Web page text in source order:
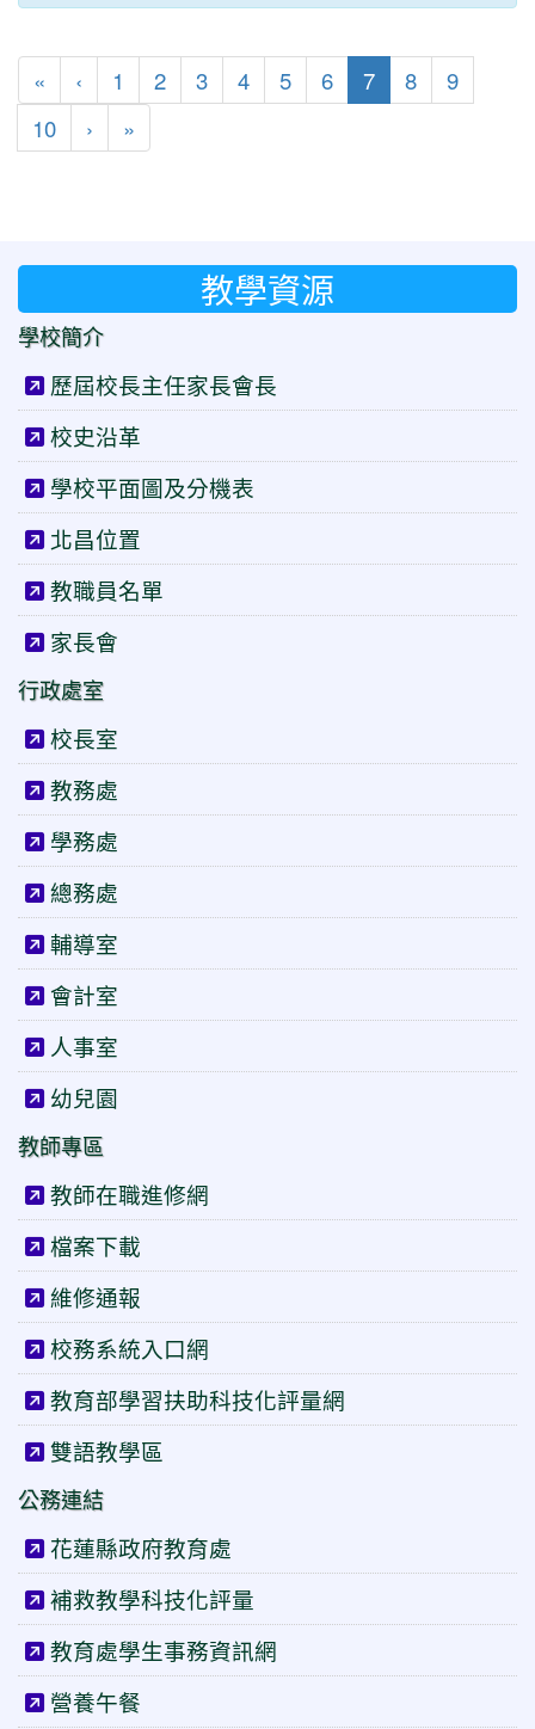
« 第一頁
‹ 上一頁
1 2 3 4 5 6 7(目前頁次)
8
9
10
› 下一頁
»
教學資源
學校簡介
歷屆校長主任家長會長
校史沿革
學校平面圖及分機表
北昌位置
教職員名單
家長會
行政處室
校長室
教務處
學務處
總務處
輔導室
會計室
人事室
幼兒園
教師專區
教師在職進修網
檔案下載
維修通報
校務系統入口網
教育部學習扶助科技化評量網
雙語教學區
公務連結
花蓮縣政府教育處
補救教學科技化評量
教育處學生事務資訊網
營養午餐